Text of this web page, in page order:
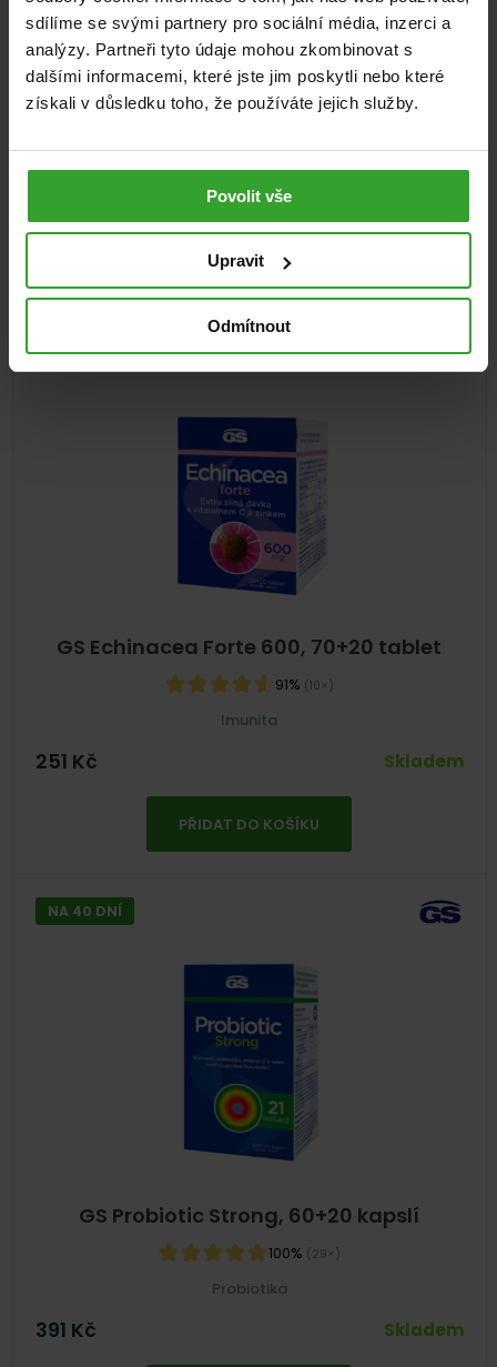
sdílíme se svými partnery pro sociální média, inzerci a
analýzy. Partneři tyto údaje mohou zkombinovat s
dalšími informacemi, které jste jim poskytli nebo které
získali v důsledku toho, že používáte jejich služby.
Povolit vše
Upravit
Odmítnout
Facebook
Twitter
Související produkty
GS Echinacea Forte 600, 70+20 tablet
91% (10×)
Imunita
251 Kč Skladem
PŘIDAT DO KOŠÍKU
GS Probiotic Strong, 60+20 kapslí
100% (29×)
NA 40 DNÍ
Probiotika
391 Kč Skladem